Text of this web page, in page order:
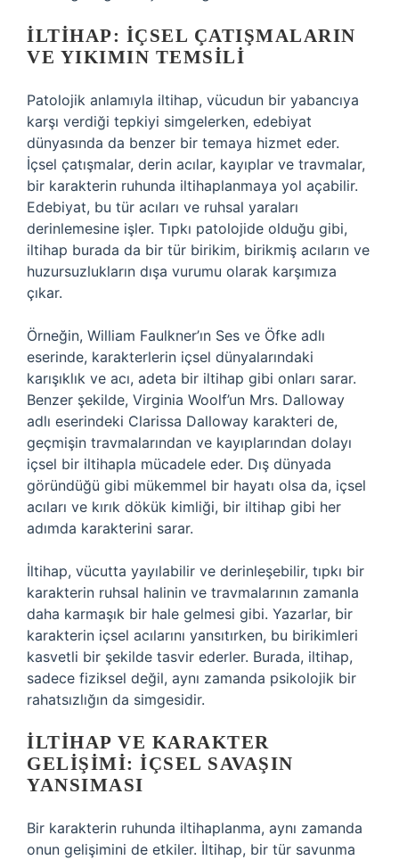
İLTIHAP: İÇSEL ÇATIŞMALARIN
VE YIKIMIN TEMSILI
Patolojik anlamıyla iltihap, vücudun bir yabancıya
karşı verdiği tepkiyi simgelerken, edebiyat
dünyasında da benzer bir temaya hizmet eder.
İçsel çatışmalar, derin acılar, kayıplar ve travmalar,
bir karakterin ruhunda iltihaplanmaya yol açabilir.
Edebiyat, bu tür acıları ve ruhsal yaraları
derinlemesine işler. Tıpkı patolojide olduğu gibi,
iltihap burada da bir tür birikim, birikmiş acıların ve
huzursuzlukların dışa vurumu olarak karşımıza
çıkar.
Örneğin, William Faulkner’ın Ses ve Öfke adlı
eserinde, karakterlerin içsel dünyalarındaki
karışıklık ve acı, adeta bir iltihap gibi onları sarar.
Benzer şekilde, Virginia Woolf’un Mrs. Dalloway
adlı eserindeki Clarissa Dalloway karakteri de,
geçmişin travmalarından ve kayıplarından dolayı
içsel bir iltihapla mücadele eder. Dış dünyada
göründüğü gibi mükemmel bir hayatı olsa da, içsel
acıları ve kırık dökük kimliği, bir iltihap gibi her
adımda karakterini sarar.
İltihap, vücutta yayılabilir ve derinleşebilir, tıpkı bir
karakterin ruhsal halinin ve travmalarının zamanla
daha karmaşık bir hale gelmesi gibi. Yazarlar, bir
karakterin içsel acılarını yansıtırken, bu birikimleri
kasvetli bir şekilde tasvir ederler. Burada, iltihap,
sadece fiziksel değil, aynı zamanda psikolojik bir
rahatsızlığın da simgesidir.
İLTIHAP VE KARAKTER
GELIŞIMI: İÇSEL SAVAŞIN
YANSIMASI
Bir karakterin ruhunda iltihaplanma, aynı zamanda
onun gelişimini de etkiler. İltihap, bir tür savunma